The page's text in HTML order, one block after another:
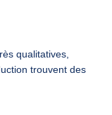
qualitatives,
trouvent des